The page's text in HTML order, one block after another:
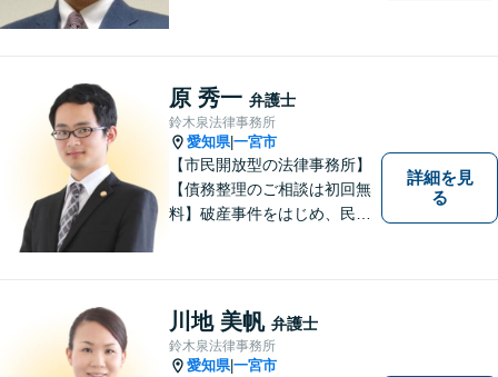
売買等）・親族関係を巡るト
ラブル（相続、遺言等）・犯
罪被害者対応を主に取り扱っ
ております
原 秀一 弁護士
鈴木泉法律事務所
愛知県|一宮市
【市民開放型の法律事務所】
【債務整理のご相談は初回無
料】破産事件をはじめ、民事
相談してもいいのか分からな
い」という方も、まずはお気
軽にご相談ください。
詳細を見
る
川地 美帆 弁護士
鈴木泉法律事務所
愛知県|一宮市